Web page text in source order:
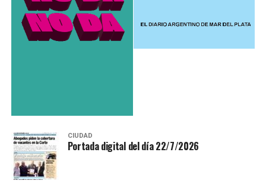
CIUDAD
Portada digital del día 22/7/2026